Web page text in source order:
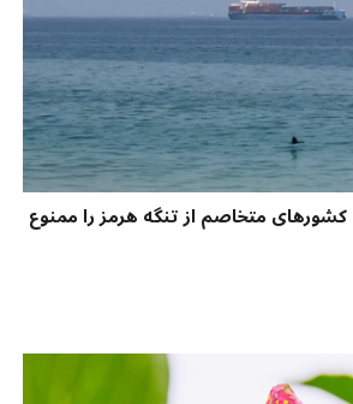
کشورهای متخاصم از تنگه هرمز را ممنوع